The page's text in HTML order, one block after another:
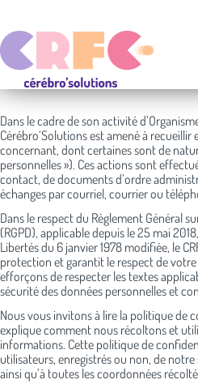
content
Dans le cadre de son activité
Cérébro‘Solutions est amené à
concernant, dont certaines sont de
personnelles »). Ces actions sont
contact, de documents d’ordre
échanges par courriel, courrier ou
Dans le respect du Règlement Général
(RGPD), applicable depuis le 25 mai
Libertés du 6 janvier 1978 modifiée, le
protection et garantit le respect de
efforçons de respecter les textes
sécurité des données personnelles et
Nous vous invitons à lire la politique de
explique comment nous récoltons et
informations. Cette politique de
utilisateurs, enregistrés ou non, de
ainsi qu’à toutes les coordonnées